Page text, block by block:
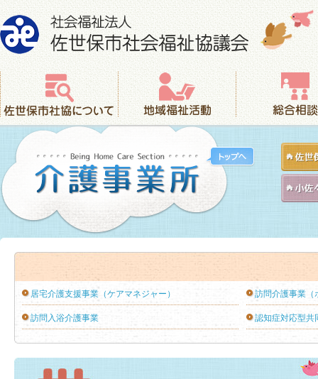
社会福祉法人 佐世保市社会福祉協議会
佐世保市社協について
地域福祉活動 総合相談
居宅介護支援事業（ケアマネジャー） 訪問介護事業（
訪問入浴介護事業 認知症対応型共